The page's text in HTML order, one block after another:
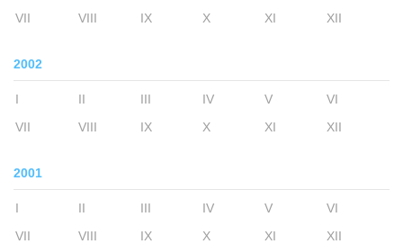
VII
VIII IX X XI XII
2002
I II III IV V
VI
VII
VIII IX X XI XII
2001
I II III IV V
VI
VII
VIII IX X XI XII